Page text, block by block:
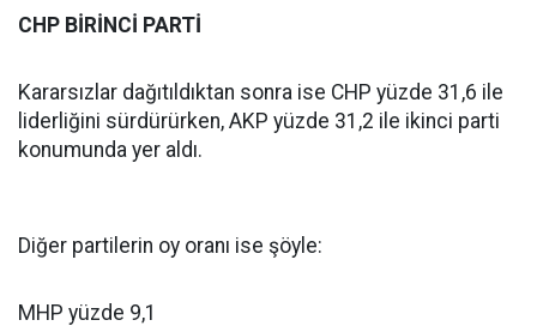
CHP BİRİNCİ PARTİ
Kararsızlar dağıtıldıktan sonra ise CHP yüzde 31,6 ile
liderliğini sürdürürken, AKP yüzde 31,2 ile ikinci parti
konumunda yer aldı.
Diğer partilerin oy oranı ise şöyle:
MHP yüzde 9,1